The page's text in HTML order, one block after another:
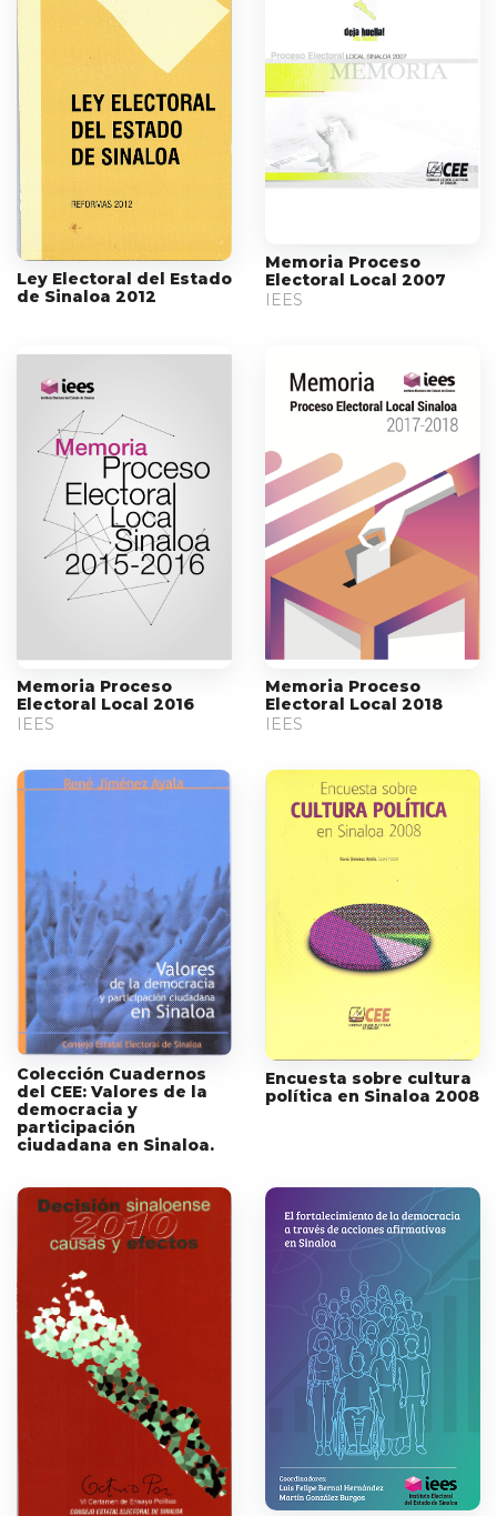
Ley Electoral del Estado
de Sinaloa 2012
Memoria Proceso
Electoral Local 2007
IEES
Memoria Proceso
Electoral Local 2016
IEES
Memoria Proceso
Electoral Local 2018
IEES
Colección Cuadernos
del CEE: Valores de la
democracia y
participación
ciudadana en Sinaloa.
Encuesta sobre cultura
política en Sinaloa 2008